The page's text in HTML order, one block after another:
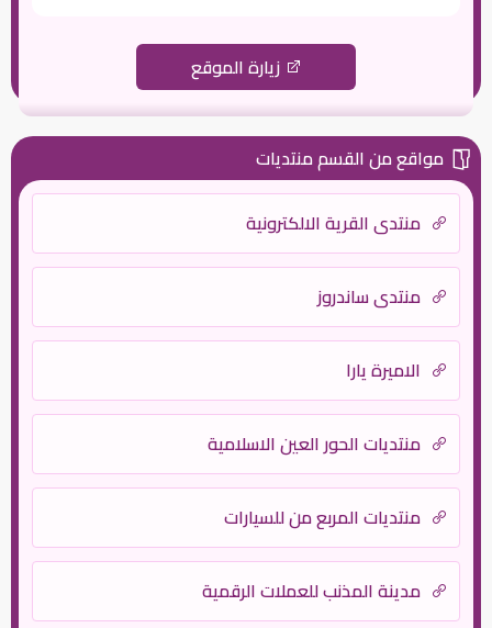
زيارة الموقع
مواقع من القسم منتديات
منتدي القرية الالكترونية
منتدى ساندروز
الاميرة يارا
منتديات الحور العين الاسلامية
منتديات المربع من للسيارات
مدينة المذنب للعملات الرقمية